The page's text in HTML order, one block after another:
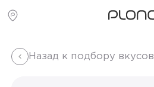
Назад к подбору вкусов